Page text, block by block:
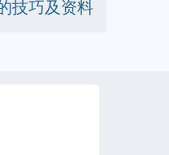
技巧及资料